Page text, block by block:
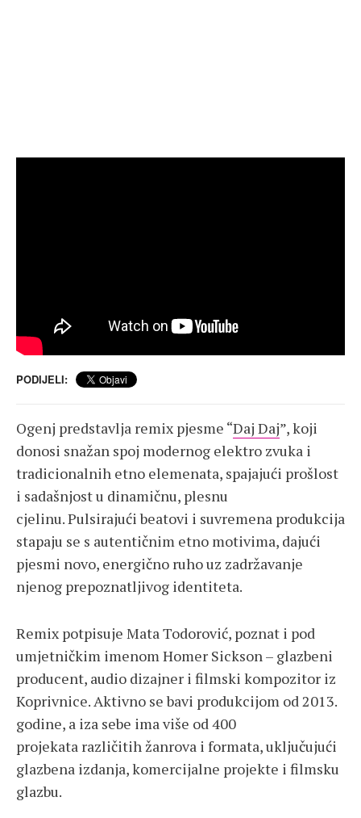
PODIJELI:
Ogenj predstavlja remix pjesme “Daj Daj”, koji
donosi snažan spoj modernog elektro zvuka i
tradicionalnih etno elemenata, spajajući prošlost
i sadašnjost u dinamičnu, plesnu
cjelinu. Pulsirajući beatovi i suvremena produkcija
stapaju se s autentičnim etno motivima, dajući
pjesmi novo, energično ruho uz zadržavanje
njenog prepoznatljivog identiteta.
Remix potpisuje Mata Todorović, poznat i pod
umjetničkim imenom Homer Sickson – glazbeni
producent, audio dizajner i filmski kompozitor iz
Koprivnice. Aktivno se bavi produkcijom od 2013.
godine, a iza sebe ima više od 400
projekata različitih žanrova i formata, uključujući
glazbena izdanja, komercijalne projekte i filmsku
glazbu.